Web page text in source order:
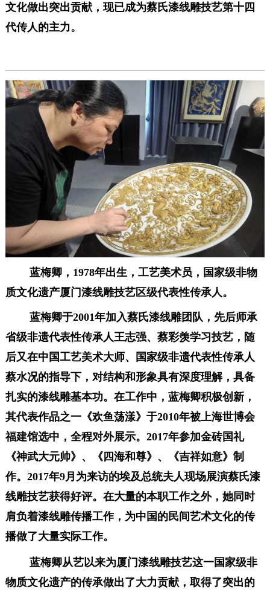
文化做出突出贡献，现已成为蔡氏漆线雕技艺第十四
代传人的主力。
蓝梅卿，1978年出生，工艺美术员 ， 国家级非物
质文化遗产厦门漆线雕技艺区级代表性传承人。
蓝梅卿于2001年加入蔡氏漆线雕团队 ，先后师承
省级非遗代表性传承人王志强、蔡彩羡学习技艺，随
后又在中国工艺美术大师、国家级非遗代表性传承人
蔡水况的指导下，对结构和形象具有深度理解， 具备
扎实的漆线雕基本功。 在工作中，蓝梅卿积极创新，
其代表作品之一《欢鱼荡漾》于2010年被上海世博会
福建馆选中，全程对外展示。 2017年参加金砖国礼
《神武大元帅》、《四海和尊》、《吉祥如意》制
作。 2017年9月为来访的埃及总统夫人现场展演蔡氏漆
线雕技艺获得好评。在大量的本职工作之外，她同时
肩负着漆线雕传播工作， 为中国的民间艺术文化的传
播做了大量实际工作。
蓝梅卿从艺以来为厦门漆线雕技艺这一国家级非
物质文化遗产的传承做出了大力贡献，取得了突出的